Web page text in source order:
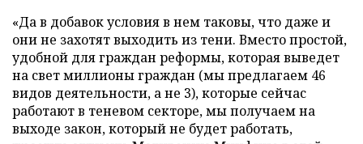
«Да в добавок условия в нем таковы, что даже и
они не захотят выходить из тени. Вместо простой,
удобной для граждан реформы, которая выведет
на свет миллионы граждан (мы предлагаем 46
видов деятельности, а не 3), которые сейчас
работают в теневом секторе, мы получаем на
выходе закон, который не будет работать,